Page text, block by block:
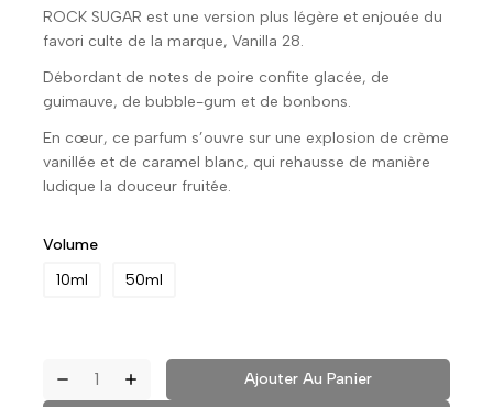
ROCK SUGAR est une version plus légère et enjouée du
favori culte de la marque, Vanilla 28.
Débordant de notes de poire confite glacée, de
guimauve, de bubble-gum et de bonbons.
En cœur, ce parfum s’ouvre sur une explosion de crème
vanillée et de caramel blanc, qui rehausse de manière
ludique la douceur fruitée.
Volume
10ml
50ml
Ajouter Au Panier